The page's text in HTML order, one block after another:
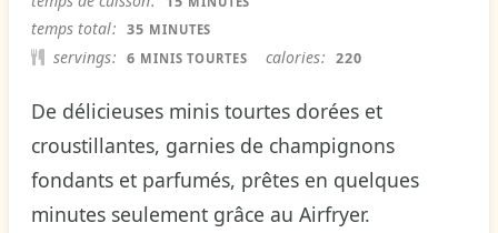
temps total 35 MINUTES
MINUTES
servings 6 MINIS TOURTES calories 220
De délicieuses minis tourtes dorées et
croustillantes, garnies de champignons
fondants et parfumés, prêtes en quelques
minutes seulement grâce au Airfryer.